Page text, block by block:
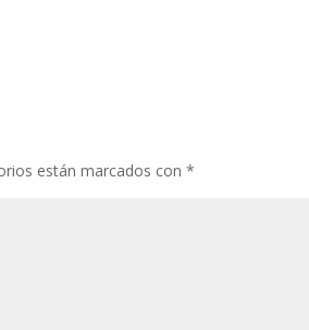
están marcados con*